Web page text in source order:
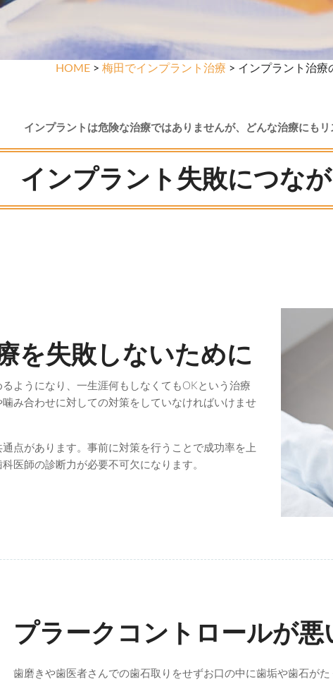
HOME> 梅田でインプラント治療 > インプラント治療
インプラントは危険な治療ではありませんが、どんな治療にも
インプラント失敗につな
を失敗しないために
ようになり、一生涯何もしなくてもOKという治療
み合わせに対しての対策をしていなければいけませ
点があります。事前に対策を行うことで成功率を上
医師の診断力が必要不可欠になります。
プラークコントロールが
歯磨きや歯医者さんでの歯石取りをせずお口の中に歯垢や歯石が